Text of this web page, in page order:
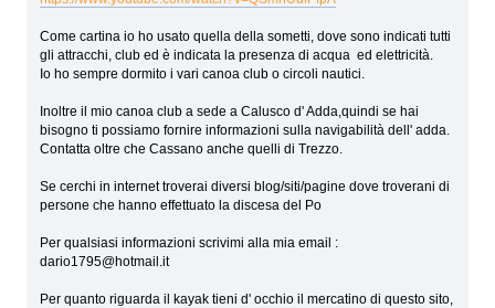
Come cartina io ho usato quella della sometti, dove sono indicati tutti
gli attracchi, club ed è indicata la presenza di acqua ed elettricità.
Io ho sempre dormito i vari canoa club o circoli nautici.
Inoltre il mio canoa club a sede a Calusco d' Adda,quindi se hai
bisogno ti possiamo fornire informazioni sulla navigabilità dell' adda.
Contatta oltre che Cassano anche quelli di Trezzo.
Se cerchi in internet troverai diversi blog/siti/pagine dove troverani di
persone che hanno effettuato la discesa del Po
Per qualsiasi informazioni scrivimi alla mia email :
dario1795@hotmail.it
Per quanto riguarda il kayak tieni d' occhio il mercatino di questo sito,